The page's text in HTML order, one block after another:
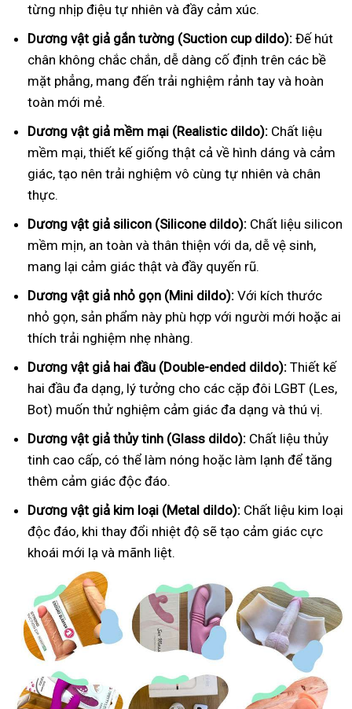
từng nhịp điệu tự nhiên và đầy cảm xúc.
Dương vật giả gắn tường (Suction cup dildo): Đế hút
chân không chắc chắn, dễ dàng cố định trên các bề
mặt phẳng, mang đến trải nghiệm rảnh tay và hoàn
toàn mới mẻ.
Dương vật giả mềm mại (Realistic dildo): Chất liệu
mềm mại, thiết kế giống thật cả về hình dáng và cảm
giác, tạo nên trải nghiệm vô cùng tự nhiên và chân
thực.
Dương vật giả silicon (Silicone dildo): Chất liệu silicon
mềm mịn, an toàn và thân thiện với da, dễ vệ sinh,
mang lại cảm giác thật và đầy quyến rũ.
Dương vật giả nhỏ gọn (Mini dildo): Với kích thước
nhỏ gọn, sản phẩm này phù hợp với người mới hoặc ai
thích trải nghiệm nhẹ nhàng.
Dương vật giả hai đầu (Double-ended dildo): Thiết kế
hai đầu đa dạng, lý tưởng cho các cặp đôi LGBT (Les,
Bot) muốn thử nghiệm cảm giác đa dạng và thú vị.
Dương vật giả thủy tinh (Glass dildo): Chất liệu thủy
tinh cao cấp, có thể làm nóng hoặc làm lạnh để tăng
thêm cảm giác độc đáo.
Dương vật giả kim loại (Metal dildo): Chất liệu kim loại
độc đáo, khi thay đổi nhiệt độ sẽ tạo cảm giác cực
khoái mới lạ và mãnh liệt.